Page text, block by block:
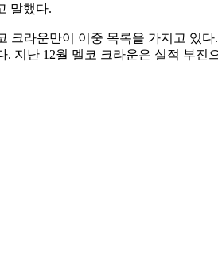
말했다.
라운만이 이중 목록을 가지고 있
난 12월 멜코 크라운은 실적 부진